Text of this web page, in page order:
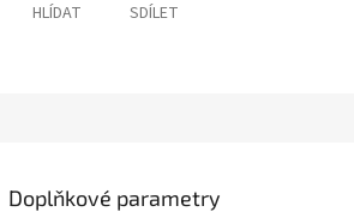
HLÍDAT SDÍLET
Doplňkové parametry